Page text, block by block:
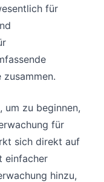
für
um zu beginnen,
für
sich direkt auf
einfacher
hinzu,